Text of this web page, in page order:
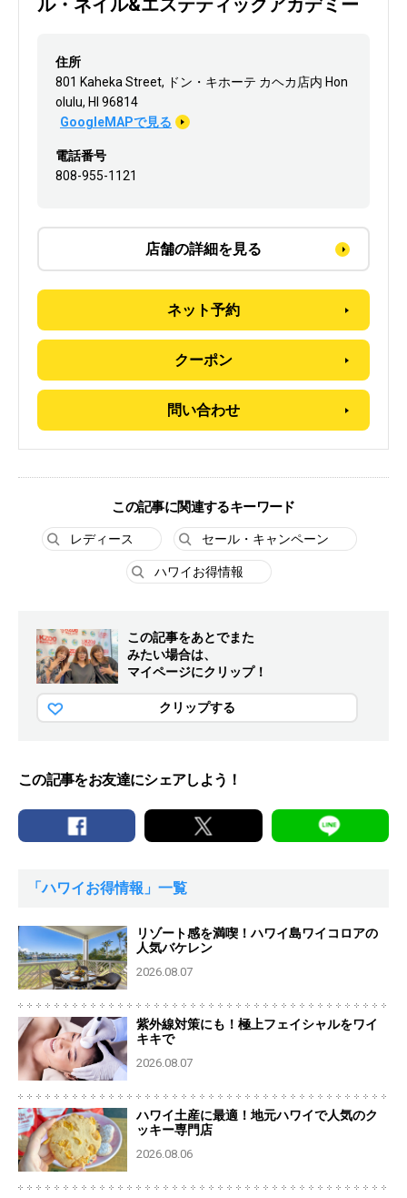
ル・ネイル&エステティックアカデミー
住所
801 Kaheka Street, ドン・キホーテ カヘカ店内 Hon
olulu, HI 96814
GoogleMAPで見る
電話番号
808-955-1121
店舗の詳細を見る
ネット予約
クーポン
問い合わせ
この記事に関連するキーワード
レディース セール・キャンペーン
ハワイお得情報
この記事をあとでまた
みたい場合は、
マイページにクリップ！
クリップする
この記事をお友達にシェアしよう！
「ハワイお得情報」一覧
リゾート感を満喫！ハワイ島ワイコロアの
人気バケレン
2026.08.07
紫外線対策にも！極上フェイシャルをワイ
キキで
2026.08.07
ハワイ土産に最適！地元ハワイで人気のク
ッキー専門店
2026.08.06